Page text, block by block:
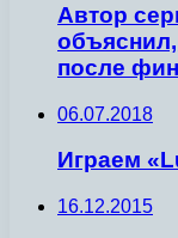
Автор
после
06.07.2018
Играем
16.12.2015